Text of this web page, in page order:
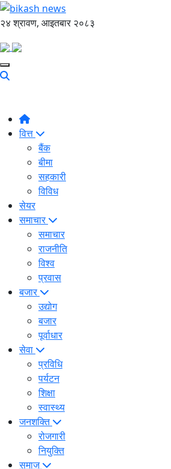
२४ श्रावण, आइतबार २०८३
वित्त
बैंक
बीमा
सहकारी
विविध
सेयर
समाचार
समाचार
राजनीति
विश्व
प्रवास
बजार
उद्योग
बजार
पूर्वाधार
सेवा
प्रविधि
पर्यटन
शिक्षा
स्वास्थ्य
जनशक्ति
रोजगारी
नियुक्ति
समाज